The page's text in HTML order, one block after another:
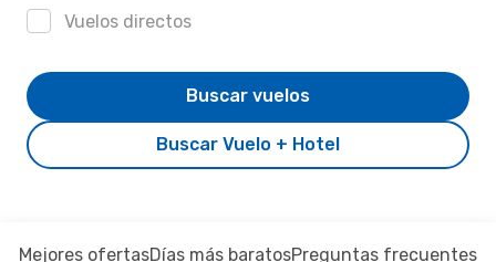
Vuelos directos
Buscar Vuelo + Hotel
Buscar vuelos
Mejores ofertasDías más baratosPreguntas frecuentes